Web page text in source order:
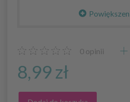
0 opinii
8,99 zł